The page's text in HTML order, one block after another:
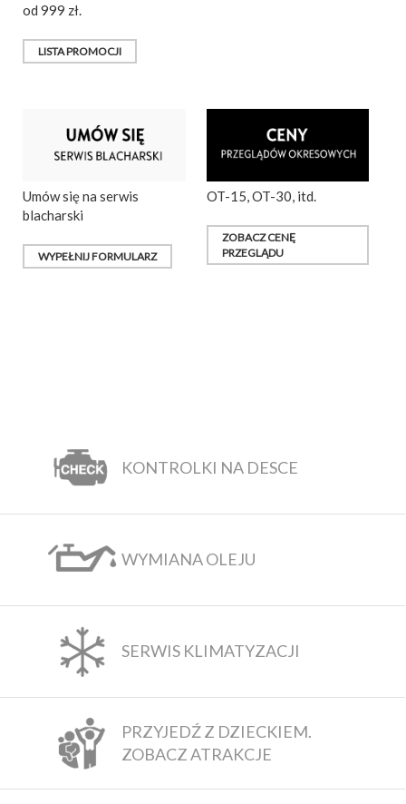
od 999 zł.
LISTA PROMOCJI
Umów się na serwis
blacharski
WYPEŁNIJ FORMULARZ
OT-15, OT-30, itd.
ZOBACZ CENĘ
PRZEGLĄDU
KONTROLKI NA DESCE
WYMIANA OLEJU
SERWIS KLIMATYZACJI
PRZYJEDŹ Z DZIECKIEM.
ZOBACZ ATRAKCJE